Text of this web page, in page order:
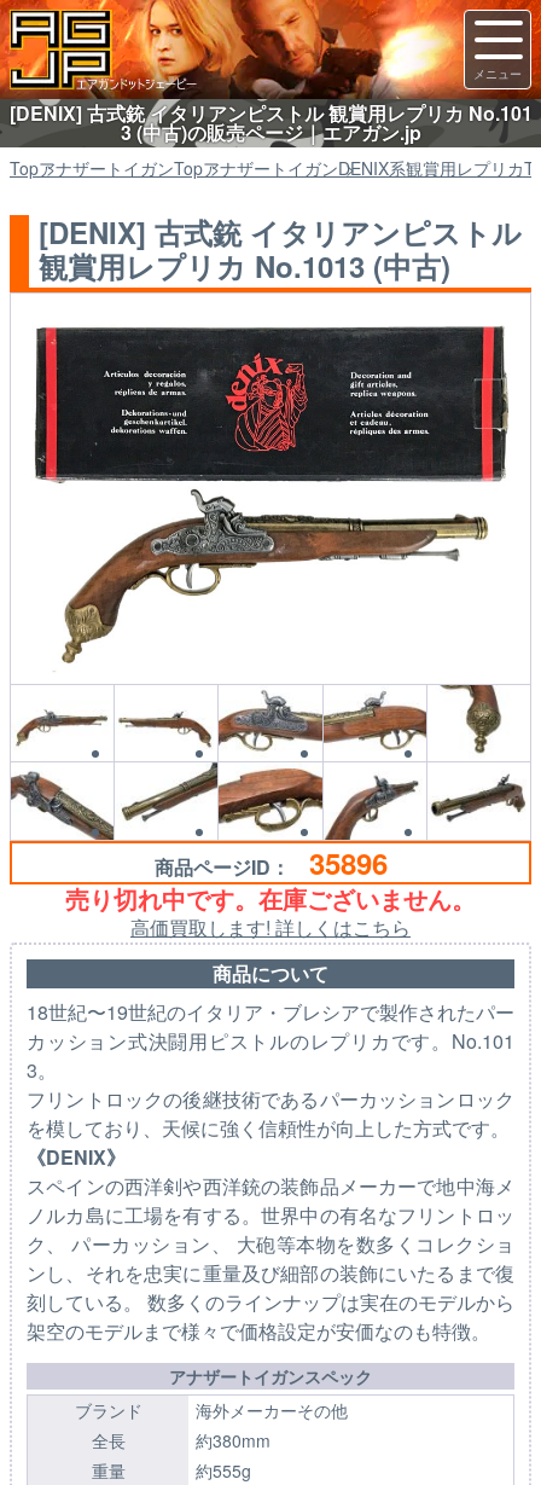
[DENIX] 古式銃 イタリアンピストル 観賞用レプリカ No.101
3 (中古)の販売ページ｜エアガン.jp
TopアナザートイガンTopアナザートイガンDENIX系観賞用レプリカ
[DENIX] 古式銃 イタリアンピストル
観賞用レプリカ No.1013 (中古)
商品ページID： 35896
売り切れ中です。在庫ございません。
高価買取します! 詳しくはこちら
商品について
18世紀〜19世紀のイタリア・ブレシアで製作されたパー
カッション式決闘用ピストルのレプリカです。No.101
3。
フリントロックの後継技術であるパーカッションロック
を模しており、天候に強く信頼性が向上した方式です。
《DENIX》
スペインの西洋剣や西洋銃の装飾品メーカーで地中海メ
ノルカ島に工場を有する。世界中の有名なフリントロッ
ク、 パーカッション、 大砲等本物を数多くコレクショ
ンし、それを忠実に重量及び細部の装飾にいたるまで復
刻している。 数多くのラインナップは実在のモデルから
架空のモデルまで様々で価格設定が安価なのも特徴。
アナザートイガンスペック
ブランド
海外メーカーその他
全長
約380mm
重量
約555g